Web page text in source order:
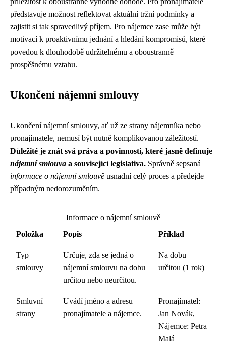
představuje možnost reflektovat aktuální tržní podmínky a
zajistit si tak spravedlivý příjem. Pro nájemce zase může být
motivací k proaktivnímu jednání a hledání kompromisů, které
povedou k dlouhodobě udržitelnému a oboustranně
prospěšnému vztahu.
Ukončení nájemní smlouvy
Ukončení nájemní smlouvy, ať už ze strany nájemníka nebo
pronajímatele, nemusí být nutně komplikovanou záležitostí.
Důležité je znát svá práva a povinnosti, které jasně definuje
nájemní smlouva a související legislativa. Správně sepsaná
informace o nájemní smlouvě usnadní celý proces a předejde
případným nedorozuměním.
Informace o nájemní smlouvě
Položka
Popis Příklad
Typ
smlouvy
Určuje, zda se jedná o
nájemní smlouvu na dobu
určitou nebo neurčitou.
Na dobu
určitou (1 rok)
Smluvní
strany
Uvádí jméno a adresu
pronajímatele a nájemce.
Pronajímatel:
Jan Novák,
Nájemce: Petra
Malá